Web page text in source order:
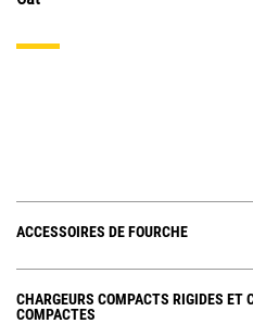
ACCESSOIRES DE FOURCHE
CHARGEURS COMPACTS RIGIDES ET
COMPACTES